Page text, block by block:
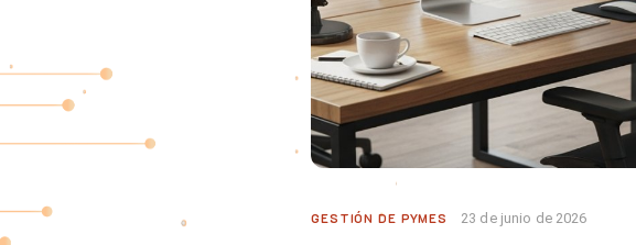
GESTIÓN DE PYMES 23 de junio de 2026